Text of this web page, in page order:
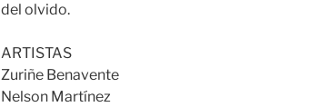
del olvido.
ARTISTAS
Zuriñe Benavente
Nelson Martínez